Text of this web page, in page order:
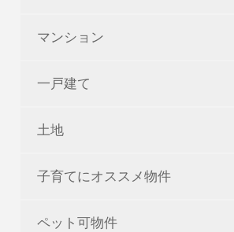
マンション
一戸建て
土地
子育てにオススメ物件
ペット可物件